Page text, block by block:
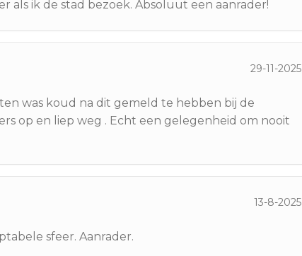
als ik de stad bezoek. Absoluut een aanrader!
29-11-2025
was koud na dit gemeld te hebben bij de
op en liep weg . Echt een gelegenheid om nooit
13-8-2025
sfeer. Aanrader.